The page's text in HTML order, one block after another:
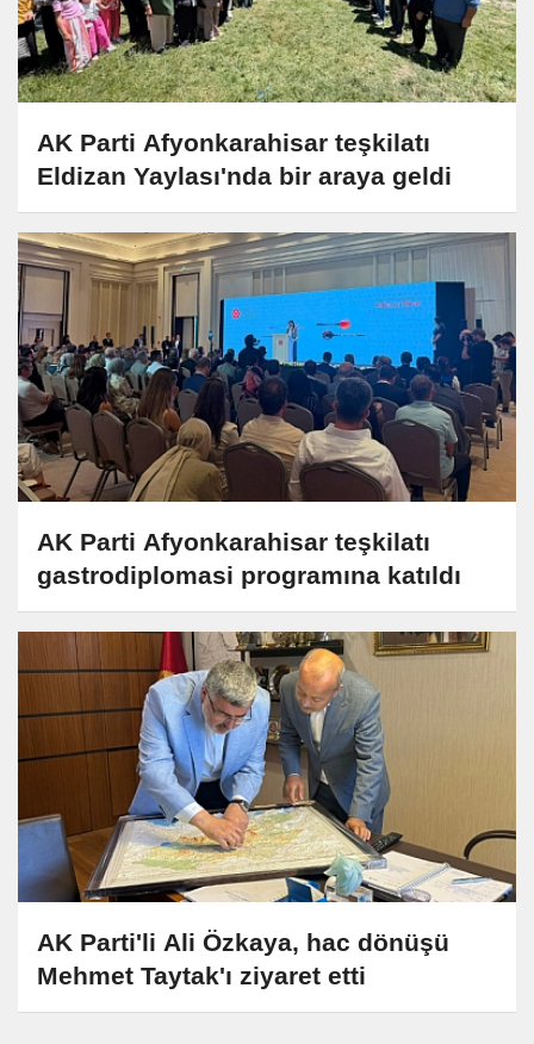
AK Parti Afyonkarahisar teşkilatı
Eldizan Yaylası'nda bir araya geldi
AK Parti Afyonkarahisar teşkilatı
gastrodiplomasi programına katıldı
AK Parti'li Ali Özkaya, hac dönüşü
Mehmet Taytak'ı ziyaret etti